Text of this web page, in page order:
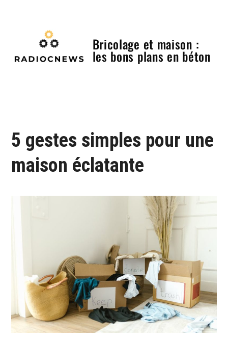
Bricolage et maison :
les bons plans en béton
5 gestes simples pour une
maison éclatante